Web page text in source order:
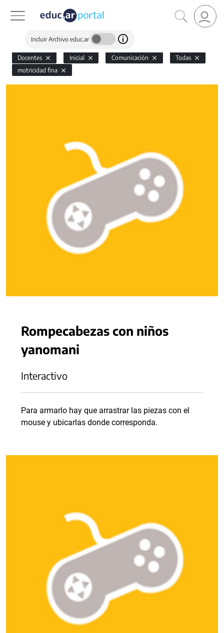
Incluir Archivo educ.ar
Docentes Inicial Comunicación
Todas
motricidad fina
Rompecabezas con niños
yanomani
Interactivo
Para armarlo hay que arrastrar las piezas con el
mouse y ubicarlas donde corresponda.